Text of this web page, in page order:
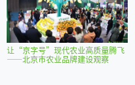
让“京字号”现代农业高质量腾飞
——北京市农业品牌建设观察